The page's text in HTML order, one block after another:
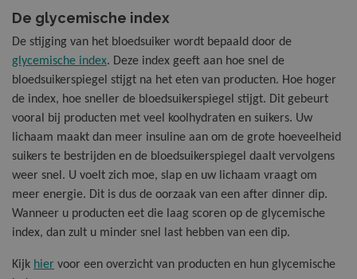
De glycemische index
De stijging van het bloedsuiker wordt bepaald door de
glycemische index. Deze index geeft aan hoe snel de
bloedsuikerspiegel stijgt na het eten van producten. Hoe hoger
de index, hoe sneller de bloedsuikerspiegel stijgt. Dit gebeurt
vooral bij producten met veel koolhydraten en suikers. Uw
lichaam maakt dan meer insuline aan om de grote hoeveelheid
suikers te bestrijden en de bloedsuikerspiegel daalt vervolgens
weer snel. U voelt zich moe, slap en uw lichaam vraagt om
meer energie. Dit is dus de oorzaak van een after dinner dip.
Wanneer u producten eet die laag scoren op de glycemische
index, dan zult u minder snel last hebben van een dip.
Kijk hier voor een overzicht van producten en hun glycemische